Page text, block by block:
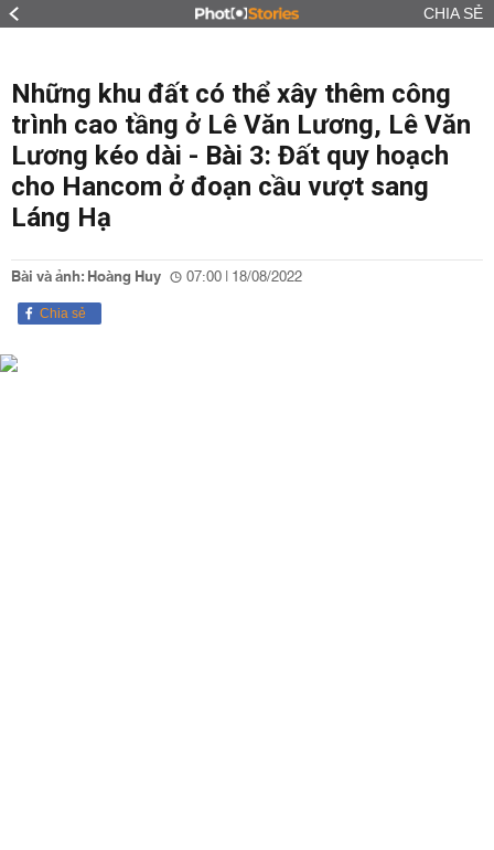
CHIA SẺ
Những khu đất có thể xây thêm công
trình cao tầng ở Lê Văn Lương, Lê Văn
Lương kéo dài - Bài 3: Đất quy hoạch
cho Hancom ở đoạn cầu vượt sang
Láng Hạ
Bài và ảnh: Hoàng Huy 07:00 | 18/08/2022
Chia sẻ